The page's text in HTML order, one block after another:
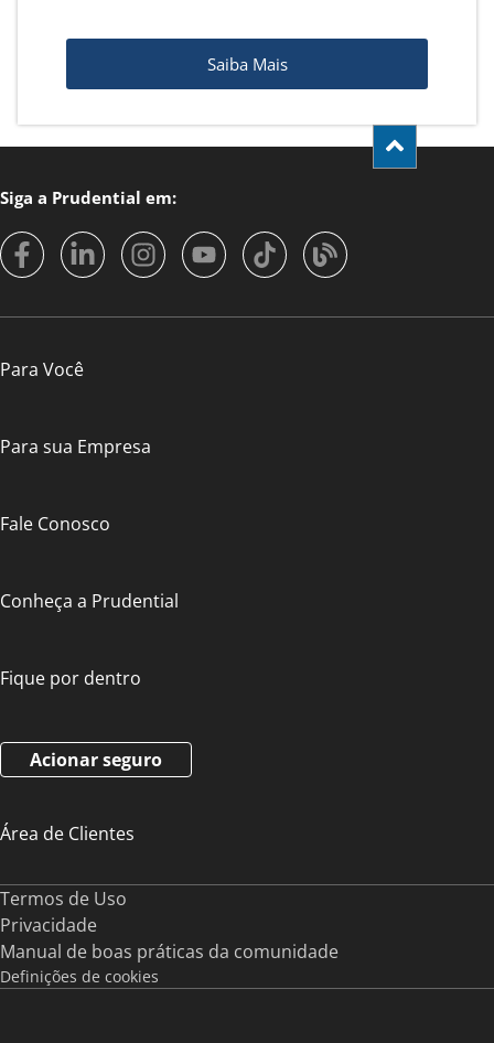
Saiba Mais
Siga a Prudential em:
Para Você
Para sua Empresa
Fale Conosco
Conheça a Prudential
Fique por dentro
Acionar seguro
Área de Clientes
Termos de Uso
Privacidade
Manual de boas práticas da comunidade
Definições de cookies